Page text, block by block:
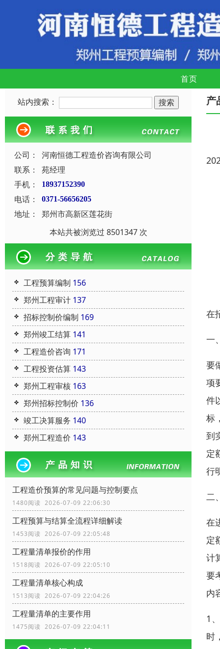
首页
站内搜索：
公司：
河南恒德工程造价咨询有限公司
联系：
苑经理
手机：
18937152390
电话： 0371-56656205
地址：
郑州市高新区莲花街
本站共被浏览过 8501347 次
工程预算编制 156
郑州工程审计 137
招标控制价编制 169
郑州竣工结算 141
工程造价咨询 171
工程投资估算 143
郑州工程审核 163
郑州招标控制价 136
竣工决算服务 140
郑州工程造价 143
工程造价预算的常见问题与控制要点
1480阅读 2026-07-09 22:06:30
工程预算与结算全流程详细解读
1453阅读 2026-07-09 22:05:48
工程量清单报价的作用
1518阅读 2026-07-09 22:05:10
工程量清单核心构成
1513阅读 2026-07-09 22:04:26
工程量清单的主要作用
1475阅读 2026-07-09 22:04:11
产
在
一
要
项
件
标
到
定
行
二
在
定
计
要
内
1
时